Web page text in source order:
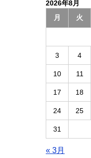
2026年8月
月
火
3 4
10 11
17 18
24 25
31
« 3月